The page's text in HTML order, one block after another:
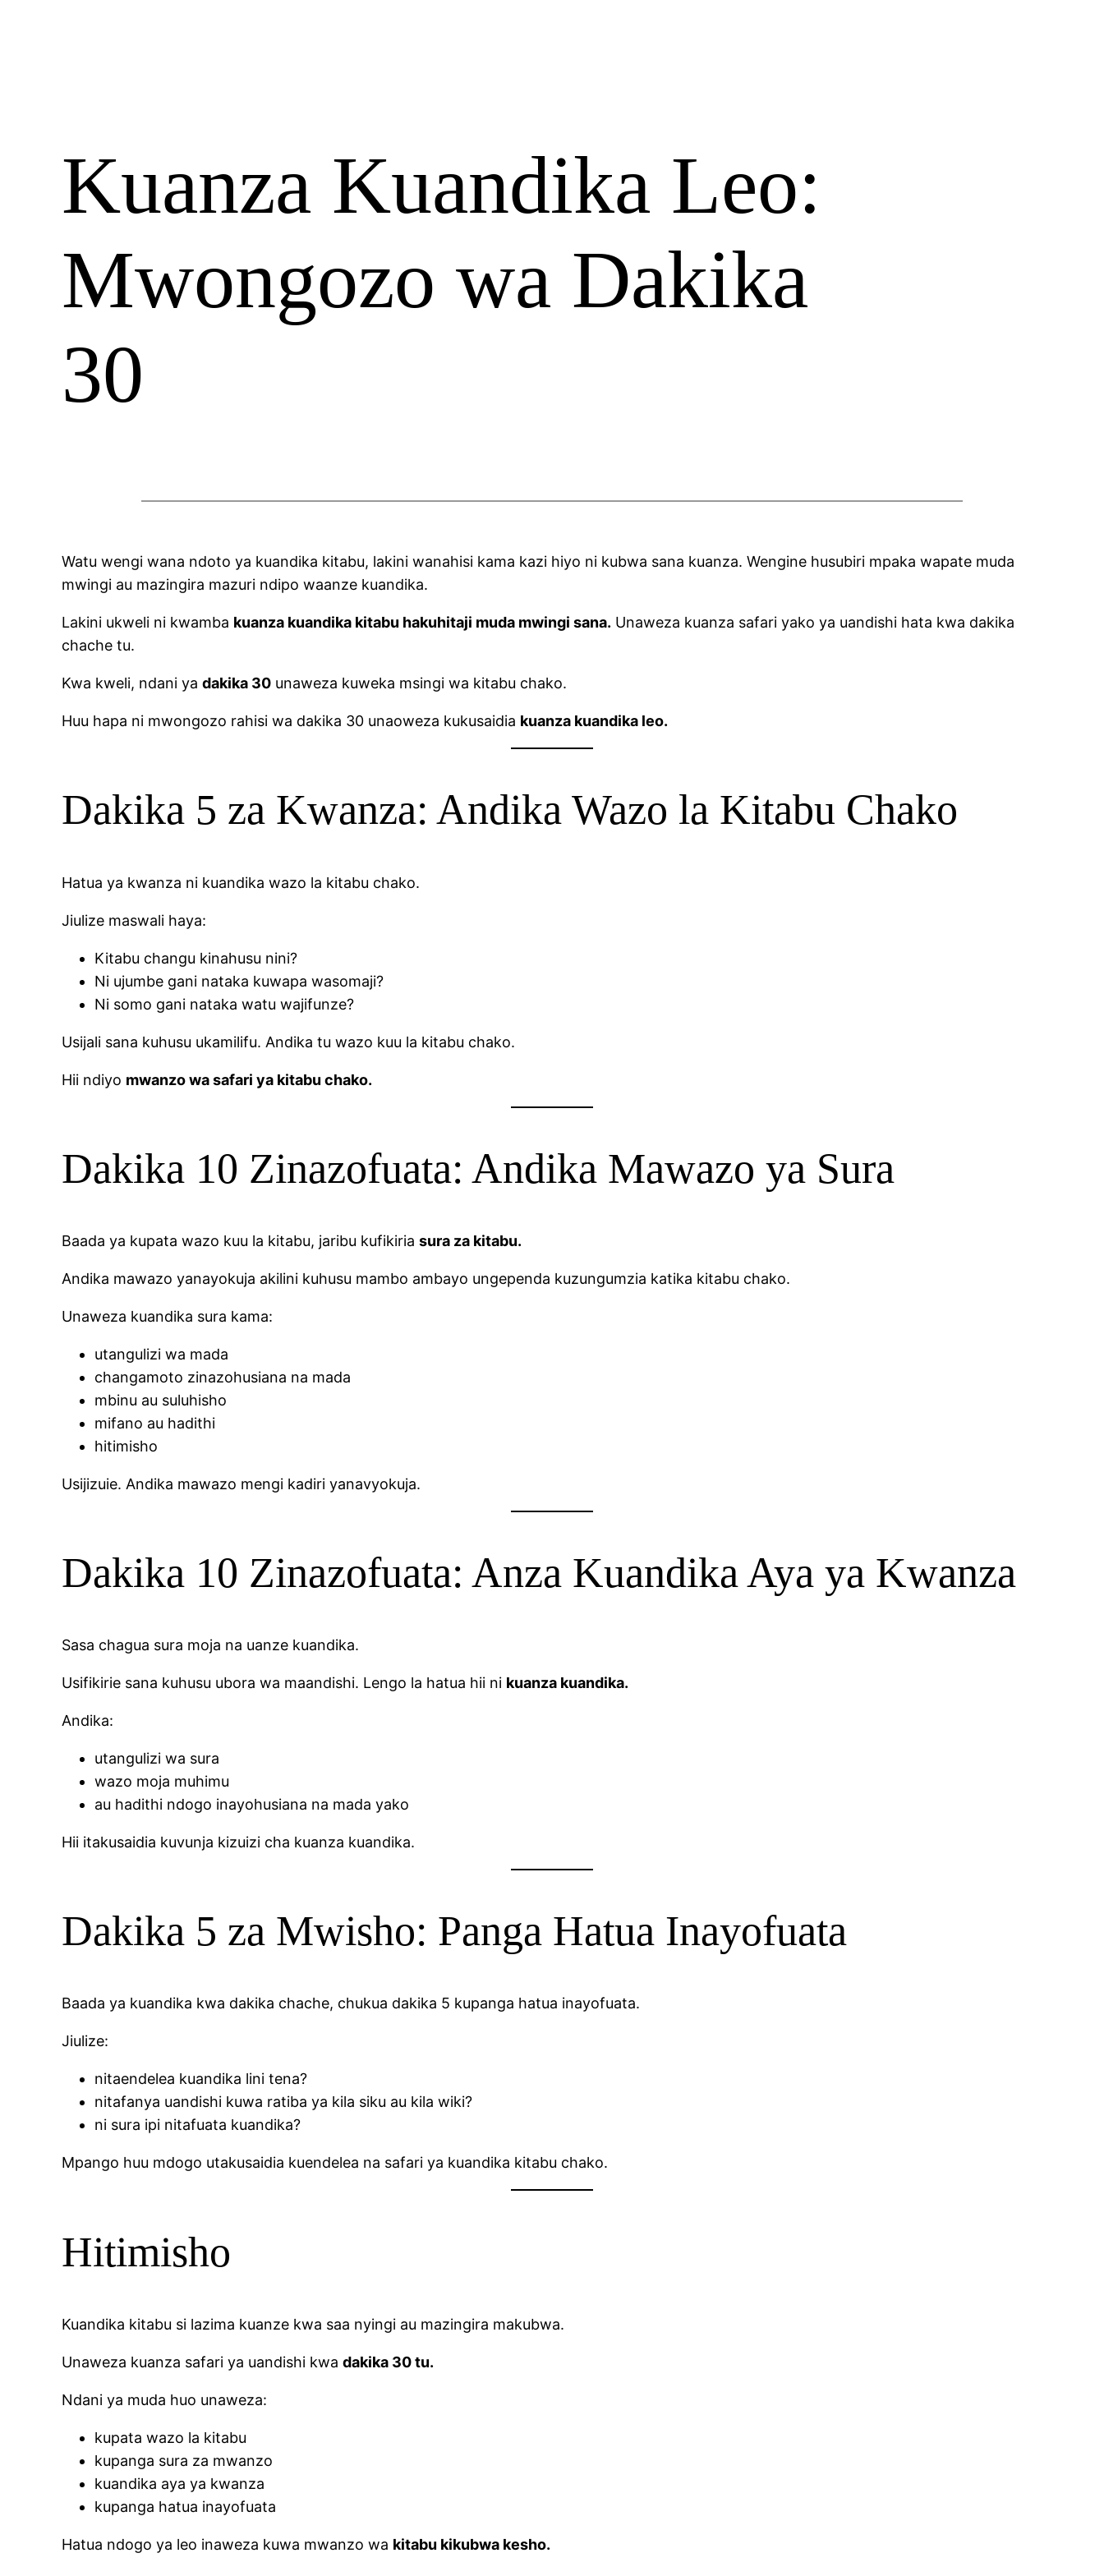
Kuanza Kuandika Leo:
Mwongozo wa Dakika
30
Watu wengi wana ndoto ya kuandika kitabu, lakini wanahisi kama kazi hiyo ni kubwa sana kuanza. Wengine husubiri mpaka wapate muda
mwingi au mazingira mazuri ndipo waanze kuandika.
Lakini ukweli ni kwamba kuanza kuandika kitabu hakuhitaji muda mwingi sana. Unaweza kuanza safari yako ya uandishi hata kwa dakika
chache tu.
Kwa kweli, ndani yadakika 30 unaweza kuweka msingi wa kitabu chako.
Huu hapa ni mwongozo rahisi wa dakika 30 unaoweza kukusaidia kuanza kuandika leo.
Dakika 5 za Kwanza: Andika Wazo la Kitabu Chako
Hatua ya kwanza ni kuandika wazo la kitabu chako.
Jiulize maswali haya:
Kitabu changu kinahusu nini?
Ni ujumbe gani nataka kuwapa wasomaji?
Ni somo gani nataka watu wajifunze?
Usijali sana kuhusu ukamilifu. Andika tu wazo kuu la kitabu chako.
Hii ndiyo mwanzo wa safari ya kitabu chako.
Dakika 10 Zinazofuata: Andika Mawazo ya Sura
Baada ya kupata wazo kuu la kitabu, jaribu kufikiriasura za kitabu.
Andika mawazo yanayokuja akilini kuhusu mambo ambayo ungependa kuzungumzia katika kitabu chako.
Unaweza kuandika sura kama:
utangulizi wa mada
changamoto zinazohusiana na mada
mbinu au suluhisho
mifano au hadithi
hitimisho
Usijizuie. Andika mawazo mengi kadiri yanavyokuja.
Dakika 10 Zinazofuata: Anza Kuandika Aya ya Kwanza
Sasa chagua sura moja na uanze kuandika.
Usifikirie sana kuhusu ubora wa maandishi. Lengo la hatua hii ni kuanza kuandika.
Andika:
utangulizi wa sura
wazo moja muhimu
au hadithi ndogo inayohusiana na mada yako
Hii itakusaidia kuvunja kizuizi cha kuanza kuandika.
Dakika 5 za Mwisho: Panga Hatua Inayofuata
Baada ya kuandika kwa dakika chache, chukua dakika 5 kupanga hatua inayofuata.
Jiulize:
nitaendelea kuandika lini tena?
nitafanya uandishi kuwa ratiba ya kila siku au kila wiki?
ni sura ipi nitafuata kuandika?
Mpango huu mdogo utakusaidia kuendelea na safari ya kuandika kitabu chako.
Hitimisho
Kuandika kitabu si lazima kuanze kwa saa nyingi au mazingira makubwa.
Unaweza kuanza safari ya uandishi kwadakika 30 tu.
Ndani ya muda huo unaweza:
kupata wazo la kitabu
kupanga sura za mwanzo
kuandika aya ya kwanza
kupanga hatua inayofuata
Hatua ndogo ya leo inaweza kuwa mwanzo wa kitabu kikubwa kesho.